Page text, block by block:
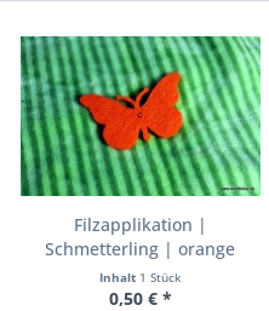
Filzapplikation |
Schmetterling | orange
Inhalt 1 Stück
0,50 € *